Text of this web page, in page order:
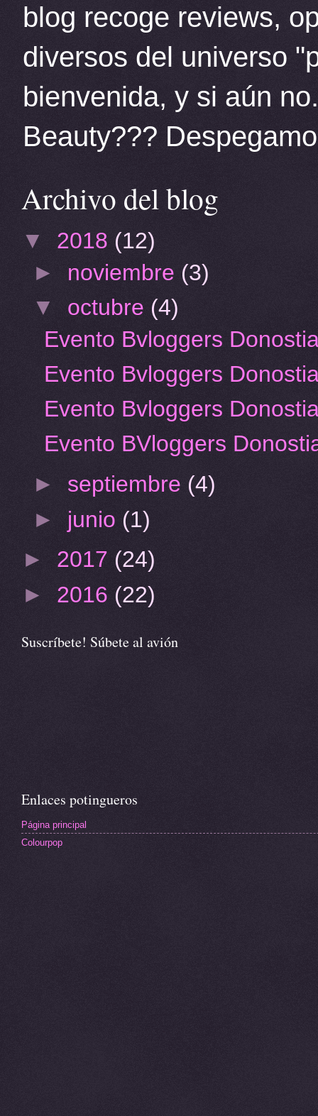
blog recoge reviews,
diversos del universo
bienvenida, y si aún
Beauty???
Archivo del blog
▼ 2018 (12)
► noviembre (3)
▼ octubre (4)
Evento Bvloggers
Evento Bvloggers
Evento Bvloggers
Evento BVloggers
► septiembre (4)
► junio (1)
► 2017 (24)
► 2016 (22)
Suscríbete! Súbete al avión
Enlaces potingueros
Página principal
Colourpop